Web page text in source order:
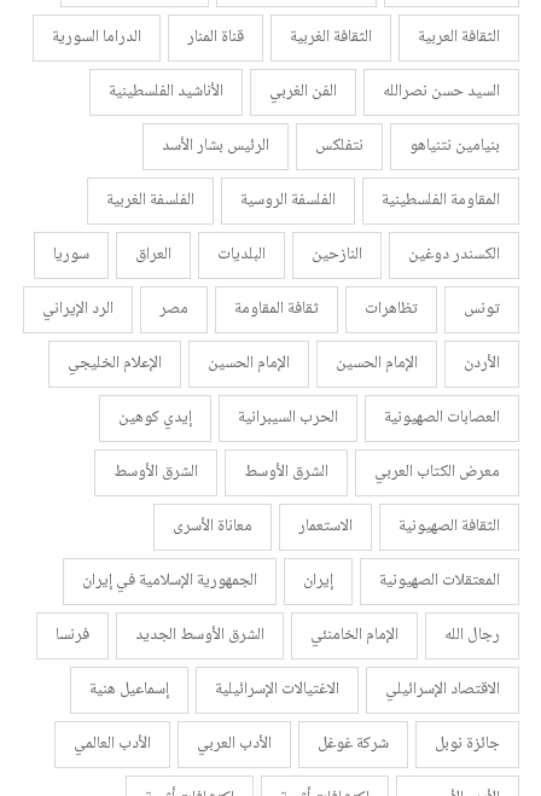
الثقافة العربية
الثقافة الغربية قناة المنار
الدراما السورية
السيد حسن نصرالله
الفن الغربي
الأناشيد الفلسطينية
بنيامين نتنياهو
نتفلكس
الرئيس بشار الأسد
المقاومة الفلسطينية
الفلسفة الروسية
الفلسفة الغربية
الكسندر دوغين
النازحين البلديات العراق
سوريا
تونس
تظاهرات ثقافة المقاومة مصر
الرد الإيراني
الأردن
الإمام الحسين الإمام الحسين
الإعلام الخليجي
العصابات الصهيونية
الحرب السيبرانية
إيدي كوهين
معرض الكتاب العربي
الشرق الأوسط
الشرق الأوسط
الثقافة الصهيونية
الاستعمار
معاناة الأسرى
المعتقلات الصهيونية
إيران
الجمهورية الإسلامية في إيران
رجال الله
الإمام الخامنئي الشرق الأوسط الجديد
فرنسا
الاقتصاد الإسرائيلي
الاغتيالات الإسرائيلية
إسماعيل هنية
جائزة نوبل
شركة غوغل الأدب العربي
الأدب العالمي